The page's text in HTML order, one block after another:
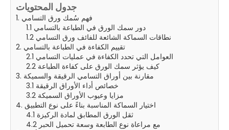
جدول المحتويات
1. فهم سُمك ورق التسامي
1.1 دور سمك الورق في الطباعة بالتسامي
1.2 نطاقات السماكة الشائعة للفائف ورق التسامي
2. تقييم الكفاءة في الطباعة بالتسامي
2.1 العوامل التي تحدد الكفاءة في عمليات التسامي
2.2 كيف يؤثر سمك الورق على كفاءة الطباعة
3. مقارنة بين أوراق التسامي الرقيقة والسميكة
3.1 خصائص أداء الأوراق الرقيقة
3.2 مزايا وعيوب الأوراق السميكة
4. اختيار السماكة المناسبة بناءً على نوع التطبيق
4.1 ثقل الورق المطابق لمادة الركيزة
4.2 مع مراعاة نوع الطابعة وسعة تحميل الحبر